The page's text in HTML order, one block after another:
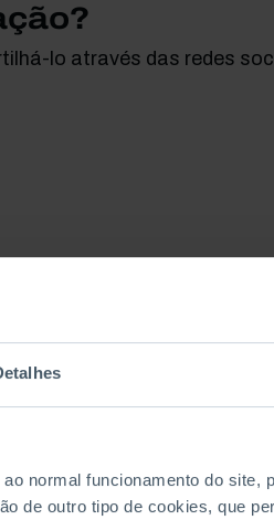
normal funcionamento do site,
de outro tipo de cookies, que
lo através das redes